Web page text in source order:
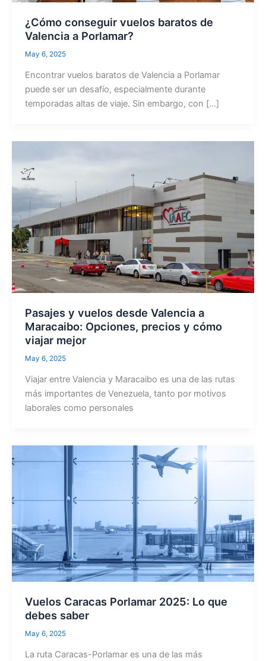
¿Cómo conseguir vuelos baratos de
Valencia a Porlamar?
May 6, 2025
Encontrar vuelos baratos de Valencia a Porlamar
puede ser un desafío, especialmente durante
temporadas altas de viaje. Sin embargo, con […]
Pasajes y vuelos desde Valencia a
Maracaibo: Opciones, precios y cómo
viajar mejor
May 6, 2025
Viajar entre Valencia y Maracaibo es una de las rutas
más importantes de Venezuela, tanto por motivos
laborales como personales
Vuelos Caracas Porlamar 2025: Lo que
debes saber
May 6, 2025
La ruta Caracas-Porlamar es una de las más